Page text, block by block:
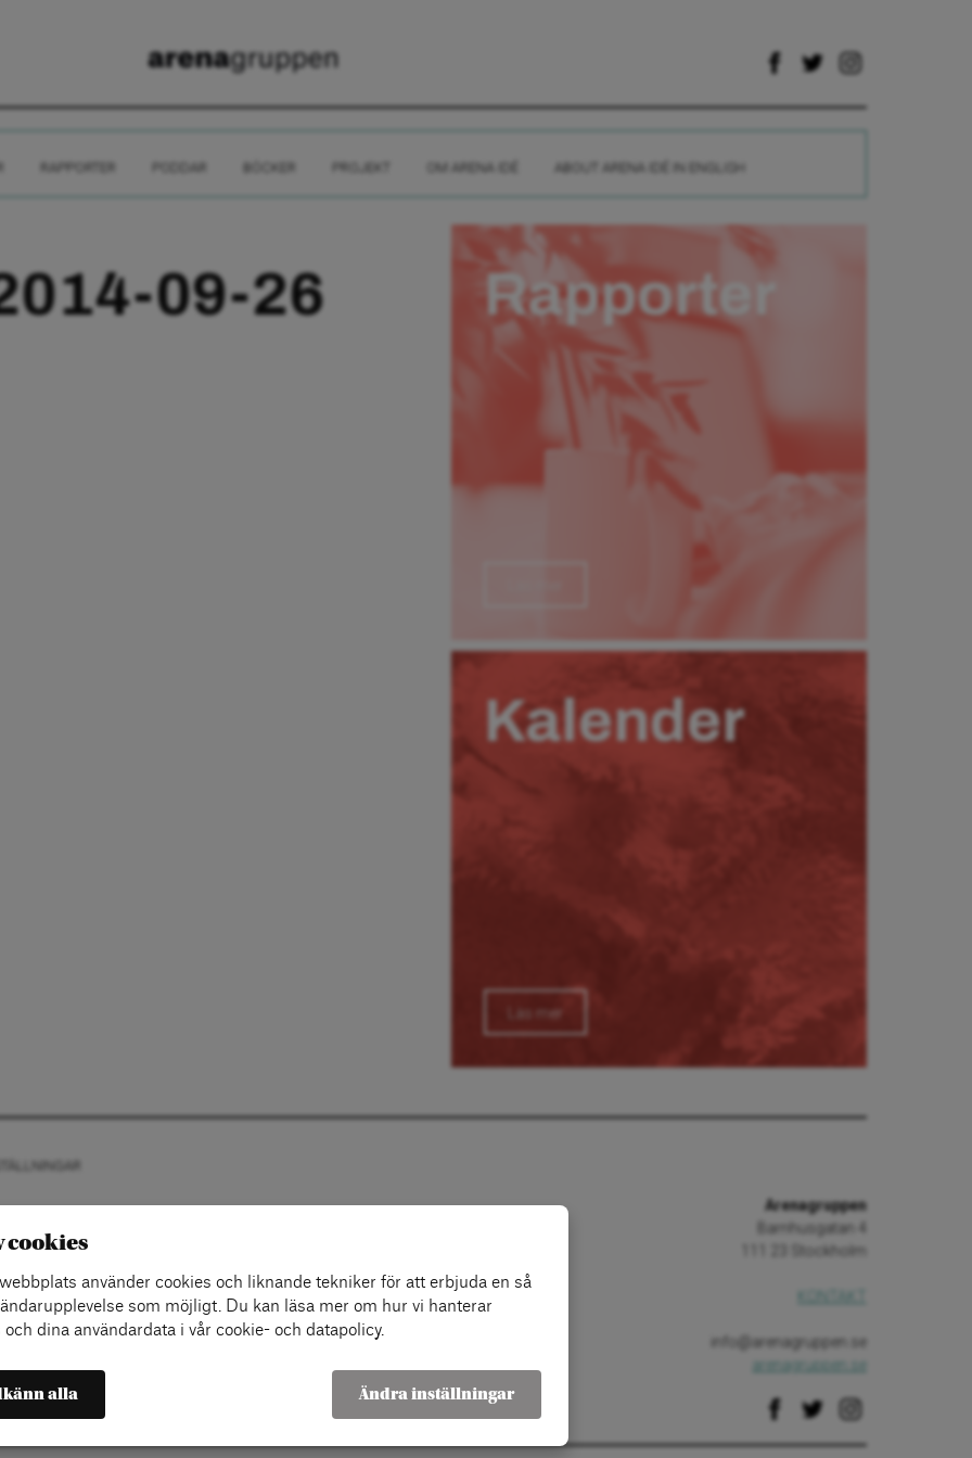
RAPPORTER BÖCKER PROJEKT OM ARENA IDÉ ABOUT ARENA IDÉ IN ENGLISH
09-26
Rapporter
Kalender
Läs mer
Arenagruppen
Barnhusgatan 4
111 23 Stockholm
info@arenagruppen.se
arenagruppen.se
cookies
använder cookies och liknande tekniker för att erbjuda en så
som möjligt. Du kan läsa mer om hur vi hanterar
och dina användardata i vår cookie- och datapolicy.
alla Ändra inställningar